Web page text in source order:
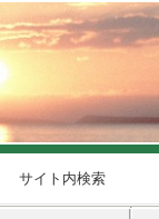
サイト内検索